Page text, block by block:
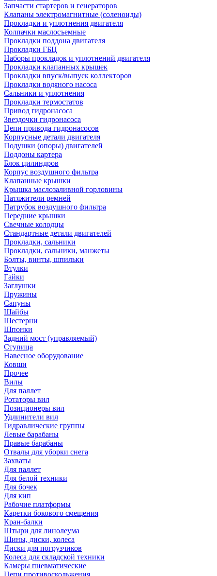
Запчасти стартеров и генераторов
Клапаны электромагнитные (соленоиды)
Прокладки и уплотнения двигателя
Колпачки маслосъемные
Прокладки поддона двигателя
Прокладки ГБЦ
Наборы прокладок и уплотнений двигателя
Прокладки клапанных крышек
Прокладки впуск/выпуск коллекторов
Прокладки водяного насоса
Сальники и уплотнения
Прокладки термостатов
Привод гидронасоса
Звездочки гидронасоса
Цепи привода гидронасосов
Корпусные детали двигателя
Подушки (опоры) двигателей
Поддоны картера
Блок цилиндров
Корпус воздушного фильтра
Клапанные крышки
Крышка маслозаливной горловины
Натяжители ремней
Патрубок воздушного фильтра
Передние крышки
Свечные колодцы
Стандартные детали двигателей
Прокладки, сальники
Прокладки, сальники, манжеты
Болты, винты, шпильки
Втулки
Гайки
Заглушки
Пружины
Сапуны
Шайбы
Шестерни
Шпонки
Задний мост (управляемый)
Ступица
Навесное оборудование
Ковши
Прочее
Вилы
Для паллет
Ротаторы вил
Позиционеры вил
Удлинители вил
Гидравлические группы
Левые барабаны
Правые барабаны
Отвалы для уборки снега
Захваты
Для паллет
Для белой техники
Для бочек
Для кип
Рабочие платформы
Каретки бокового смещения
Кран-балки
Штыри для линолеума
Шины, диски, колеса
Диски для погрузчиков
Колеса для складской техники
Камеры пневматические
Цепи противоскольжения